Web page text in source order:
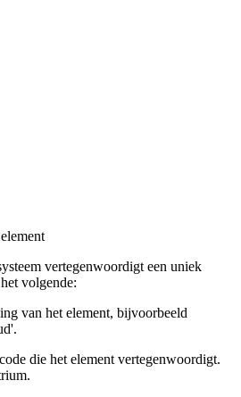
vertegenwoordigt een uniek
volgende:
van het element, bijvoorbeeld
die het element vertegenwoordigt.